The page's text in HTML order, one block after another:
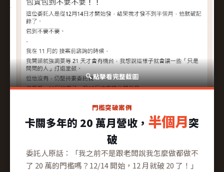
門檻突破案例
卡關多年的 20 萬月營收， 半個月突
破
委託人原話：「我之前不是跟老闆說我怎麼做都做不
了 20 萬的門檻嗎？12/14 開始，12 月就破 20 了！」